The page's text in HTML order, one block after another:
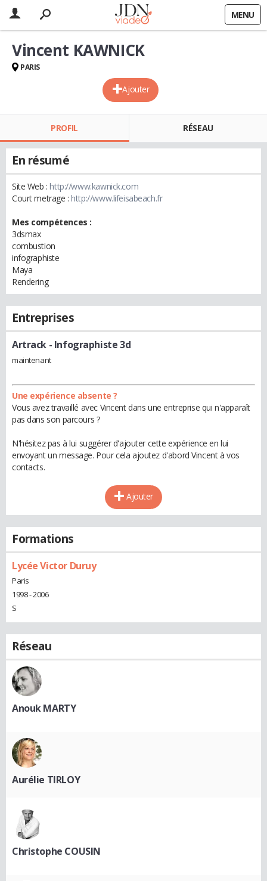
MENU
Ajouter
Vincent KAWNICK
PARIS
PROFIL RÉSEAU
En résumé
Site Web :http://www.kawnick.com
Court metrage :http://www.lifeisabeach.fr
Mes compétences :
3dsmax
combustion
infographiste
Maya
Rendering
Entreprises
Artrack - Infographiste 3d
maintenant
Une expérience absente ?
Vous avez travaillé avec Vincent dans une entreprise qui n'apparaît
pas dans son parcours ?
N'hésitez pas à lui suggérer d'ajouter cette expérience en lui
envoyant un message. Pour cela ajoutez d'abord Vincent à vos
contacts.
Ajouter
Formations
Lycée Victor Duruy
Paris
1998 - 2006
S
Réseau
Anouk MARTY
Aurélie TIRLOY
Christophe COUSIN